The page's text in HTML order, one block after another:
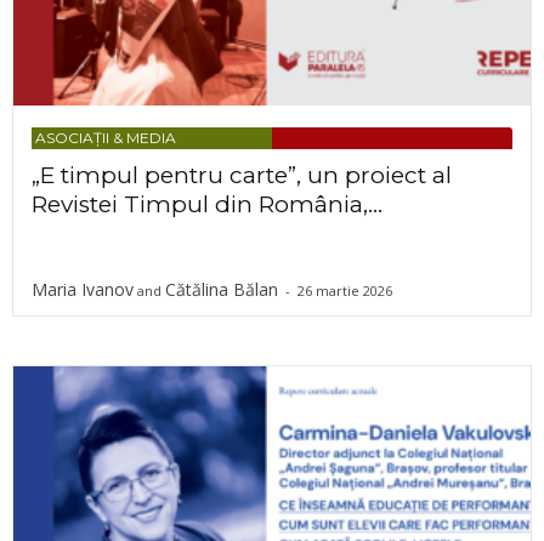
ASOCIAȚII & MEDIA
„E timpul pentru carte”, un proiect al
Revistei Timpul din România,...
Maria Ivanov and Cătălina Bălan - 26 martie 2026